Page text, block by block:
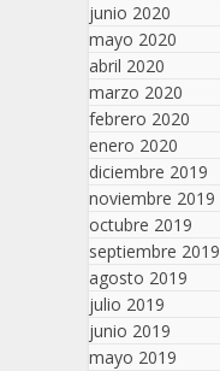
junio 2020
mayo 2020
abril 2020
marzo 2020
febrero 2020
enero 2020
diciembre 2019
noviembre 2019
octubre 2019
septiembre 2019
agosto 2019
julio 2019
junio 2019
mayo 2019